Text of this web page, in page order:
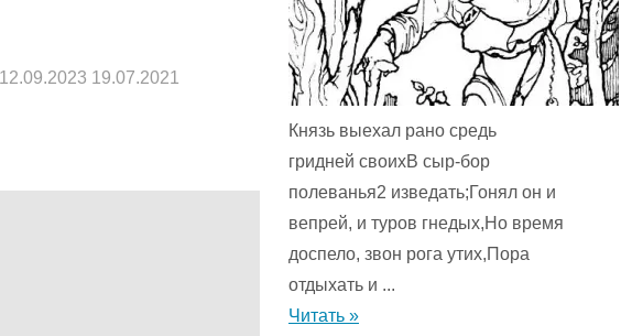
12.09.2023 19.07.2021
Князь выехал рано средь
гридней своихВ сыр-бор
полеванья2 изведать;Гонял он и
вепрей, и туров гнедых,Но время
доспело, звон рога утих,Пора
отдыхать и ...
Читать »